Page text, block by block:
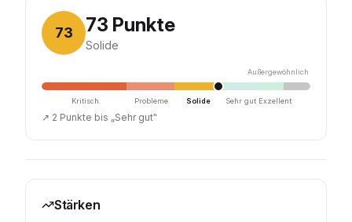
73 73 Punkte
Solide
Außergewöhnlich
Kritisch Probleme Solide Sehr gut Exzellent
↗ 2 Punkte bis „Sehr gut"
Stärken